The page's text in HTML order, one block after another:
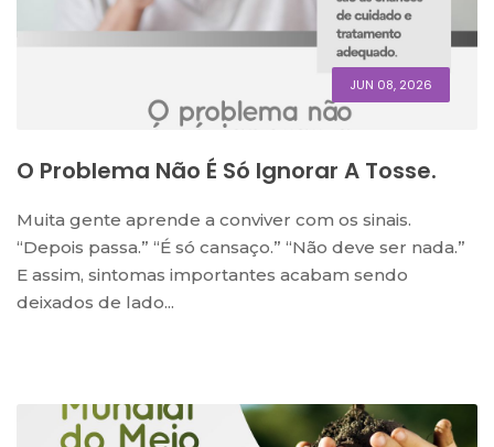
JUN 08, 2026
O Problema Não É Só Ignorar A Tosse.
Muita gente aprende a conviver com os sinais.
“Depois passa.” “É só cansaço.” “Não deve ser nada.”
E assim, sintomas importantes acabam sendo
deixados de lado...